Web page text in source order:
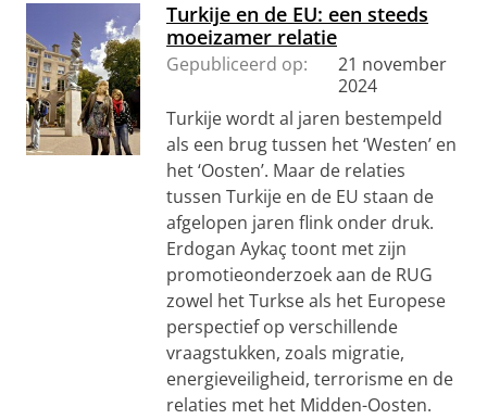
Turkije en de EU: een steeds
moeizamer relatie
Gepubliceerd op:
21 november
2024
Turkije wordt al jaren bestempeld
als een brug tussen het ‘Westen’ en
het ‘Oosten’. Maar de relaties
tussen Turkije en de EU staan de
afgelopen jaren flink onder druk.
Erdogan Aykaç toont met zijn
promotieonderzoek aan de RUG
zowel het Turkse als het Europese
perspectief op verschillende
vraagstukken, zoals migratie,
energieveiligheid, terrorisme en de
relaties met het Midden-Oosten.